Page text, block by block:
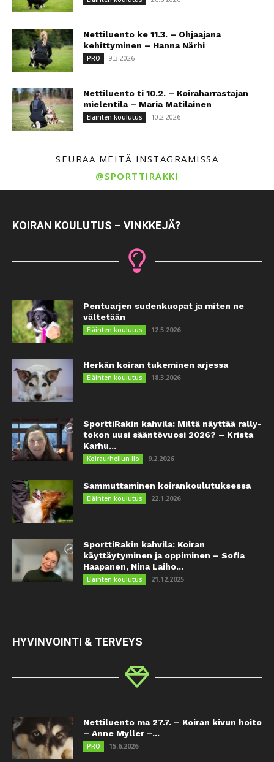
Nettiluento ke 11.3. – Ohjaajana
kehittyminen – Hanna Närhi
PRO 9.3.2026
Nettiluento ti 10.2. – Koiraharrastajan
mielentila – Maria Matilainen
Eläinten koulutus 10.2.2026
SEURAA MEITÄ INSTAGRAMISSA
@SPORTTIRAKKI
KOIRAN KOULUTUS – VINKKEJÄ?
Pentuarjen sudenkuopat ja miten ne
vältetään
Eläinten koulutus 12.5.2026
Herkän koiran tukeminen arjessa
Eläinten koulutus 18.3.2026
SporttiRakin kahvila: Miltä näyttää rally-
tokon uusi sääntövuosi 2026? – Krista
Karhu...
Koiraurheilun ilo 9.2.2026
Sammuttaminen koirankoulutuksessa
Eläinten koulutus 22.1.2026
SporttiRakin kahvila: Koiran
käyttäytyminen ja oppiminen – Sofia
Haapanen, Nina Laiho...
Eläinten koulutus 21.12.2025
HYVINVOINTI & TERVEYS
Nettiluento ma 27.7. – Koiran kivun hoito
– Anne Myller –...
PRO 15.6.2026